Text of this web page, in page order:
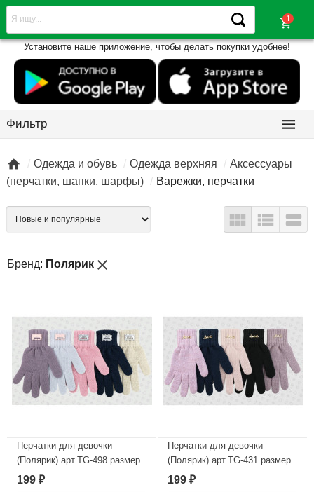
shopping_cart
Установите наше приложение, чтобы делать покупки удобнее!
Фильтр 
 Одежда и обувь Одежда верхняя
Аксессуары
(перчатки, шапки, шарфы)
Варежки, перчатки
  
Бренд: Полярик close
Перчатки для девочки
(Полярик) арт.TG-498 размер
16.5 (11-13л) цвет в
199 ₽
Перчатки для девочки
(Полярик) арт.TG-431 размер
16,5 (11-13л) цвет в
199 ₽